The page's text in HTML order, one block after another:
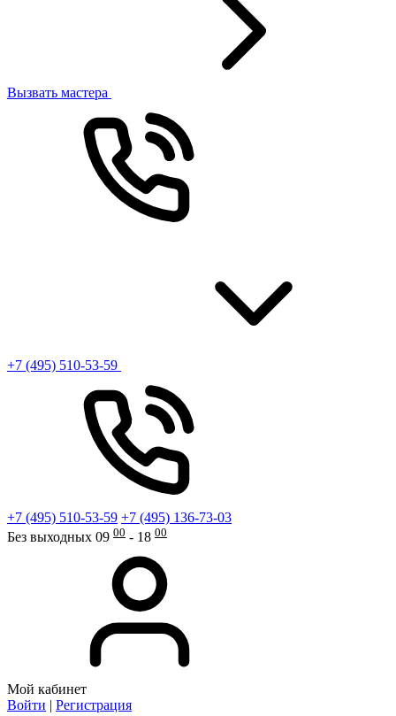
Вызвать мастера
+7 (495) 510-53-59
+7 (495) 510-53-59 +7 (495) 136-73-03
Без выходных 09 00 - 18 00
Мой кабинет
Войти | Регистрация